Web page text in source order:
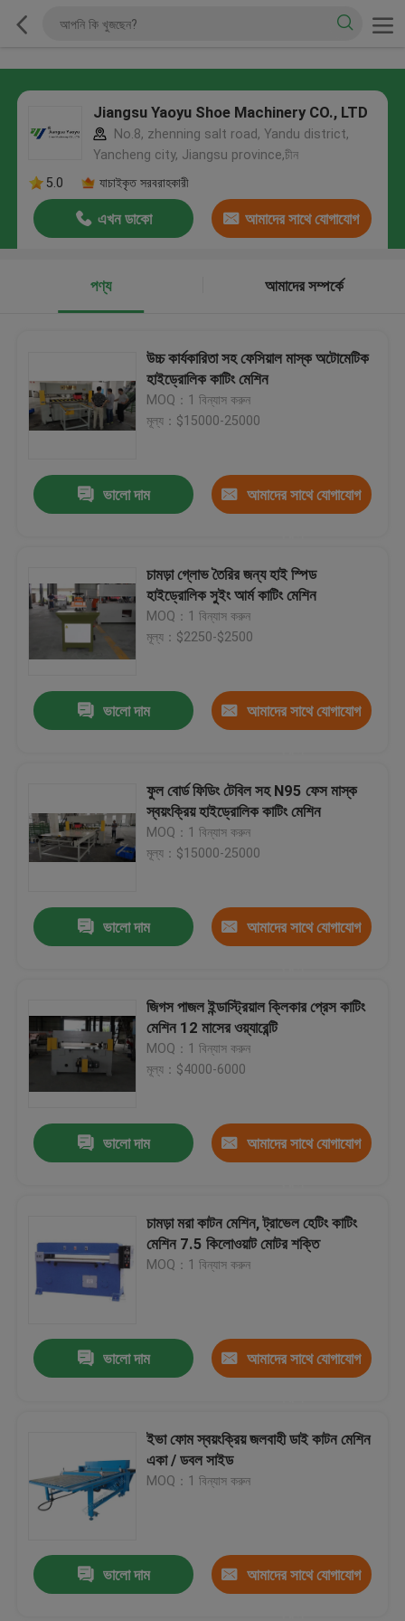
Jiangsu Yaoyu Shoe Machinery CO., LTD
No.8, zhenning salt road, Yandu district,
Yancheng city, Jiangsu province,চীন
5.0
যাচাইকৃত সরবরাহকারী
এখন ডাকো আমাদের সাথে যোগাযোগ
পণ্য
আমাদের সম্পর্কে
উচ্চ কার্যকারিতা সহ ফেসিয়াল মাস্ক অটোমেটিক
হাইড্রোলিক কাটিং মেশিন
MOQ：1 বিন্যাস করুন
মূল্য：$15000-25000
ভালো দাম আমাদের সাথে যোগাযোগ
চামড়া গ্লোভ তৈরির জন্য হাই স্পিড
হাইড্রোলিক সুইং আর্ম কাটিং মেশিন
MOQ：1 বিন্যাস করুন
মূল্য：$2250-$2500
ভালো দাম আমাদের সাথে যোগাযোগ
ফুল বোর্ড ফিডিং টেবিল সহ N95 ফেস মাস্ক
স্বয়ংক্রিয় হাইড্রোলিক কাটিং মেশিন
MOQ：1 বিন্যাস করুন
মূল্য：$15000-25000
ভালো দাম আমাদের সাথে যোগাযোগ
জিগস পাজল ইন্ডাস্ট্রিয়াল ক্লিকার প্রেস কাটিং
মেশিন 12 মাসের ওয়্যারেন্টি
MOQ：1 বিন্যাস করুন
মূল্য：$4000-6000
ভালো দাম আমাদের সাথে যোগাযোগ
চামড়া মরা কাটন মেশিন, ট্রাভেল হেটিং কাটিং
মেশিন 7.5 কিলোওয়াট মোটর শক্তি
MOQ：1 বিন্যাস করুন
ভালো দাম আমাদের সাথে যোগাযোগ
ইভা ফোম স্বয়ংক্রিয় জলবাহী ডাই কাটন মেশিন
একা / ডবল সাইড
MOQ：1 বিন্যাস করুন
ভালো দাম আমাদের সাথে যোগাযোগ